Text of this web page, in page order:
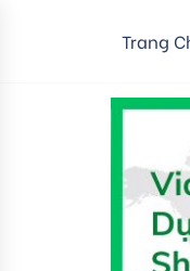
Trang